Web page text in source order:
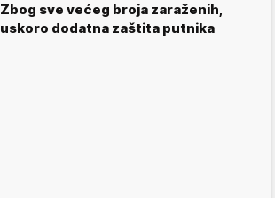
Zbog sve većeg broja zaraženih,
uskoro dodatna zaštita putnika